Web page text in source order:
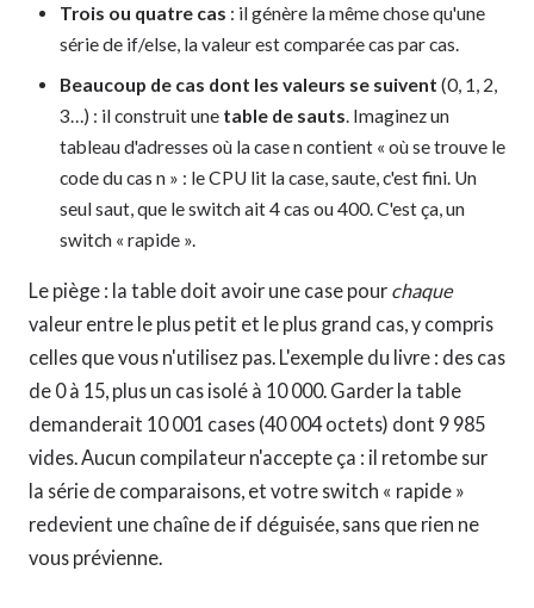
Trois ou quatre cas : il génère la même chose qu'une
série de if/else, la valeur est comparée cas par cas.
Beaucoup de cas dont les valeurs se suivent (0, 1, 2,
3…) : il construit une table de sauts. Imaginez un
tableau d'adresses où la case n contient « où se trouve le
code du cas n » : le CPU lit la case, saute, c'est fini. Un
seul saut, que le switch ait 4 cas ou 400. C'est ça, un
switch « rapide ».
Le piège : la table doit avoir une case pour chaque
valeur entre le plus petit et le plus grand cas, y compris
celles que vous n'utilisez pas. L'exemple du livre : des cas
de 0 à 15, plus un cas isolé à 10 000. Garder la table
demanderait 10 001 cases (40 004 octets) dont 9 985
vides. Aucun compilateur n'accepte ça : il retombe sur
la série de comparaisons, et votre switch « rapide »
redevient une chaîne de if déguisée, sans que rien ne
vous prévienne.